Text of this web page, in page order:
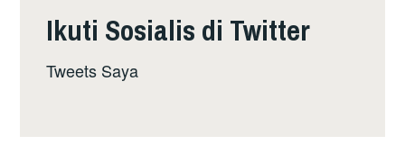
Ikuti Sosialis di Twitter
Tweets Saya